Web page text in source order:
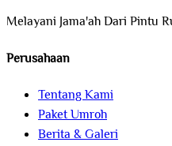
Melayani Jama'ah Dari Pintu
Perusahaan
Tentang Kami
Paket Umroh
Berita & Galeri